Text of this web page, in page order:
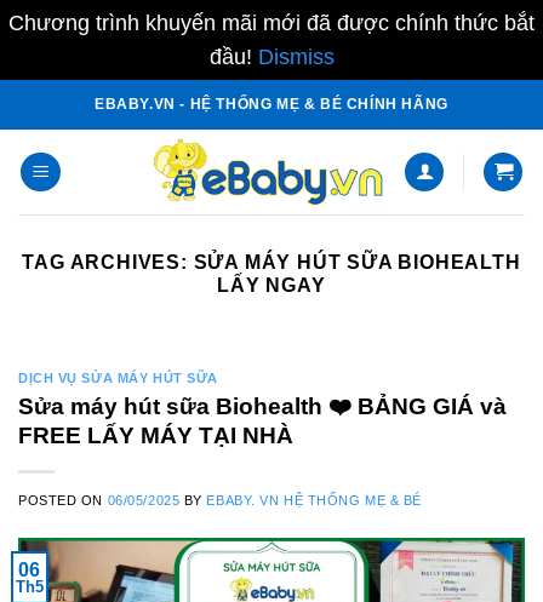
Chương trình khuyến mãi mới đã được chính thức bắt
đầu! Dismiss
content
EBABY.VN - HỆ THỐNG MẸ & BÉ CHÍNH HÃNG
TAG ARCHIVES: SỬA MÁY HÚT SỮA BIOHEALTH
LẤY NGAY
DỊCH VỤ SỬA MÁY HÚT SỮA
Sửa máy hút sữa Biohealth ❤️️ BẢNG GIÁ và
FREE LẤY MÁY TẠI NHÀ
POSTED ON 06/05/2025 BY EBABY. VN HỆ THỐNG MẸ & BÉ
06
Th5